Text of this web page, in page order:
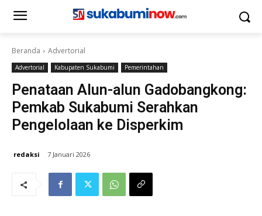
Beranda Advertorial
Advertorial Kabupaten Sukabumi Pemerintahan
Penataan Alun-alun Gadobangkong:
Pemkab Sukabumi Serahkan
Pengelolaan ke Disperkim
redaksi 7 Januari 2026